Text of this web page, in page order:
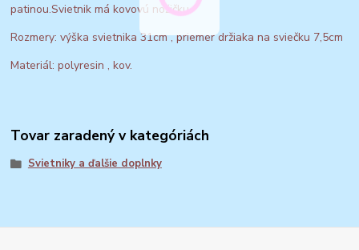
patinou.Svietnik má kovovú nožičku.
Rozmery: výška svietnika 31cm , priemer držiaka na sviečku 7,5cm
Materiál: polyresin , kov.
Tovar zaradený v kategóriách
Svietniky a ďalšie doplnky